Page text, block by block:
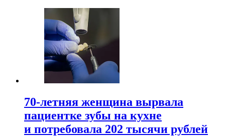
70-летняя женщина вырвала
пациентке зубы на кухне
и потребовала 202 тысячи рублей